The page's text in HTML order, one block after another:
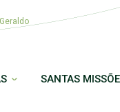
SANTAS